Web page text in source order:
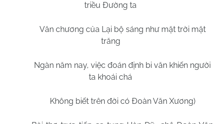
triều Đường ta
Văn chương của Lại bộ sáng như mặt trời mặt
trăng
Ngàn năm nay, việc đoán định bi văn khiến người
ta khoái chá
Không biết trên đời có Đoàn Văn Xương)